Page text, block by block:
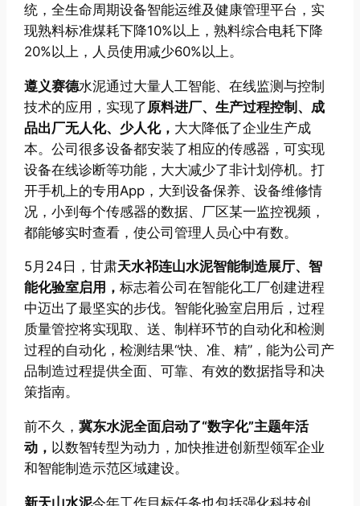
统，全生命周期设备智能运维及健康管理平台，实
现熟料标准煤耗下降10%以上，熟料综合电耗下降
20%以上，人员使用减少60%以上。
遵义赛德水泥通过大量人工智能、在线监测与控制
技术的应用，实现了 原料进厂、生产过程控制、成
品出厂无人化、少人化， 大大降低了企业生产成
本。公司很多设备都安装了相应的传感器，可实现
设备在线诊断等功能，大大减少了非计划停机。打
开手机上的专用App，大到设备保养、设备维修情
况，小到每个传感器的数据、厂区某一监控视频，
都能够实时查看，使公司管理人员心中有数。
5月24日，甘肃天水祁连山水泥智能制造展厅、智
能化验室启用，标志着公司在智能化工厂创建进程
中迈出了最坚实的步伐。智能化验室启用后，过程
质量管控将实现取、送、制样环节的自动化和检测
过程的自动化，检测结果“快、准、精”，能为公司产
品制造过程提供全面、可靠、有效的数据指导和决
策指南。
前不久，冀东水泥全面启动了“数字化”主题年活
动， 以数智转型为动力，加快推进创新型领军企业
和智能制造示范区域建设。
新天山水泥今年工作目标任务也包括强化科技创